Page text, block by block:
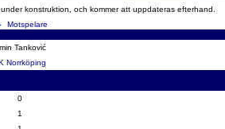
konstruktion, och kommer att uppdateras efterhand.
Motspelare
Tanković
Norrköping
0
1